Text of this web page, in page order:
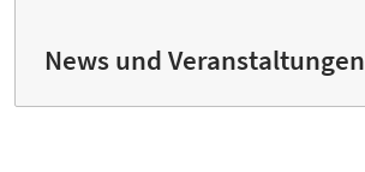
News und Veranstaltungen